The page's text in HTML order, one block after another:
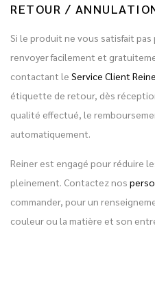
RETOUR /
Si le produit ne vous satisfait
renvoyer facilement et
contactant le Service Client
étiquette de retour, dès
qualité effectué, le
automatiquement.
Reiner est engagé pour réduire
pleinement. Contactez nos
commander, pour un
couleur ou la matière et son